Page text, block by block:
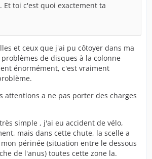
Et toi c'est quoi exactement ta
et ceux que j'ai pu côtoyer dans ma
de disques à la colonne
énormément, c'est vraiment
attentions a ne pas porter des charges
simple , j'ai eu accident de vélo,
mais dans cette chute, la scelle a
périnée (situation entre le dessous
de l'anus) toutes cette zone la.